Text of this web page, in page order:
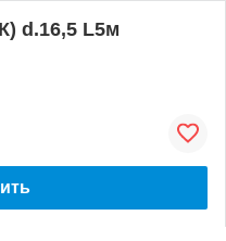
d.16,5 L5м